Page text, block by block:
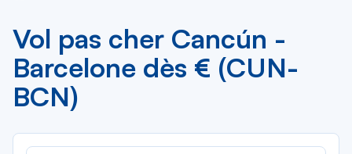
Vol pas cher Cancún -
Barcelone dès € (CUN-
BCN)